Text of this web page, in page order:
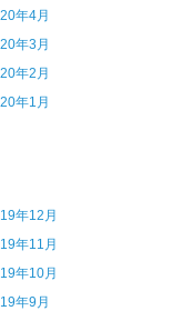
年4月
年3月
年2月
年1月
年12月
年11月
年10月
年9月